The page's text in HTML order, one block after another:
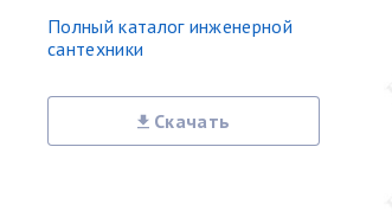
Полный каталог инженерной
сантехники
Скачать